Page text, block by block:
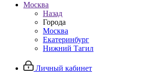
Москва
Назад
Города
Москва
Екатеринбург
Нижний Тагил
Личный кабинет